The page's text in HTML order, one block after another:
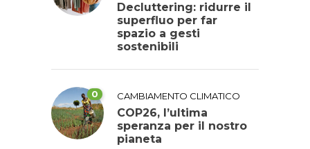
Decluttering: ridurre il
superfluo per far
spazio a gesti
sostenibili
0 CAMBIAMENTO CLIMATICO
COP26, l’ultima
speranza per il nostro
pianeta